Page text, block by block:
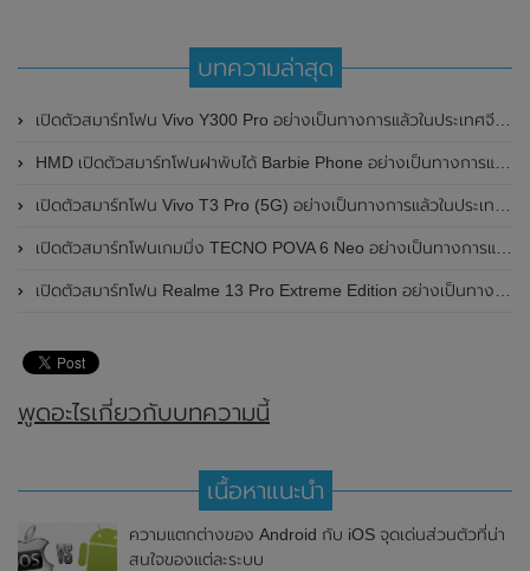
บทความล่าสุด
เปิดตัวสมาร์ทโฟน Vivo Y300 Pro อย่างเป็นทางการแล้วในประเทศจีน มาพร้อมดีไซน์พรีเมี่ยม ทนทาน และแบตเตอรี่สุดอึดขนาดใหญ่ 6,500mAh พร้อมรองรับการชาร์จไว 80W
HMD เปิดตัวสมาร์ทโฟนฝาพับได้ Barbie Phone อย่างเป็นทางการแล้ว มาพร้อมธีมสีชมพูสดใส
เปิดตัวสมาร์ทโฟน Vivo T3 Pro (5G) อย่างเป็นทางการแล้วในประเทศอินเดีย
เปิดตัวสมาร์ทโฟนเกมมิ่ง TECNO POVA 6 Neo อย่างเป็นทางการแล้วในประเทศไทย ในราคา 8,499 บาท
เปิดตัวสมาร์ทโฟน Realme 13 Pro Extreme Edition อย่างเป็นทางการแล้วในประเทศจีน
พูดอะไรเกี่ยวกับบทความนี้
เนื้อหาแนะนำ
ความแตกต่างของ Android กับ iOS จุดเด่นส่วนตัวที่น่า
สนใจของแต่ละระบบ